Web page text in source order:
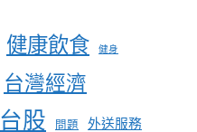
健康飲食 健身
台灣經濟
台股 問題 外送服務